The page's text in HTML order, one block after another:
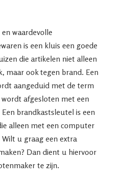
waardevolle
is een kluis een goede
die artikelen niet alleen
maar ook tegen brand. Een
aangeduid met de term
afgesloten met een
brandkastsleutel is een
alleen met een computer
u graag een extra
Dan dient u hiervoor
te zijn.